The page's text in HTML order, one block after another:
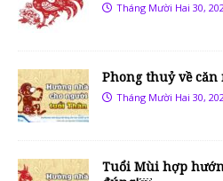
Tháng Mười Hai 30,
Phong thuỷ về
Tháng Mười Hai 30,
Tuổi Mùi hợp